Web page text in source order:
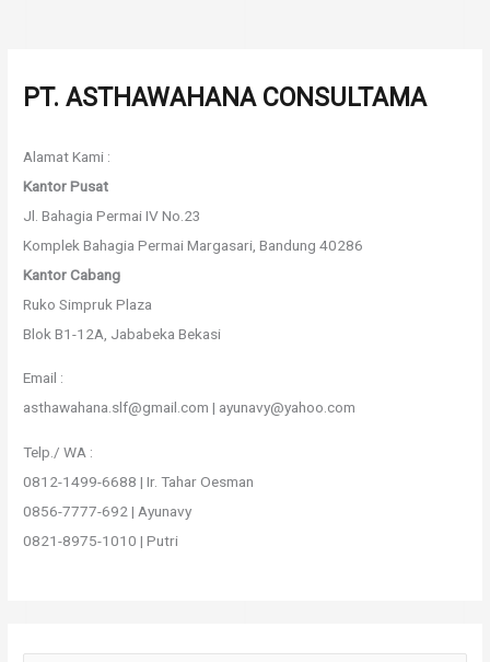
PT. ASTHAWAHANA CONSULTAMA
Alamat Kami :
Kantor Pusat
Jl. Bahagia Permai IV No.23
Komplek Bahagia Permai Margasari, Bandung 40286
Kantor Cabang
Ruko Simpruk Plaza
Blok B1-12A, Jababeka Bekasi
Email :
asthawahana.slf@gmail.com | ayunavy@yahoo.com
Telp./ WA :
0812-1499-6688 | Ir. Tahar Oesman
0856-7777-692 | Ayunavy
0821-8975-1010 | Putri